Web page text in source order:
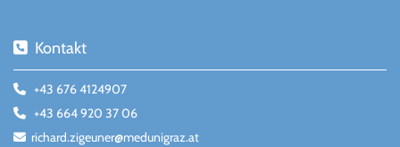
 Kontakt
 +43 676 4124907
 +43 664 920 37 06
 richard.zigeuner@medunigraz.at